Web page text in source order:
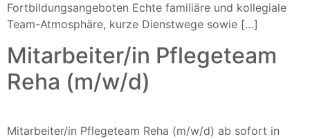
Fortbildungsangeboten Echte familiäre und kollegiale
Team-Atmosphäre, kurze Dienstwege sowie […]
Mitarbeiter/in Pflegeteam
Reha (m/w/d)
Mitarbeiter/in Pflegeteam Reha (m/w/d) ab sofort in